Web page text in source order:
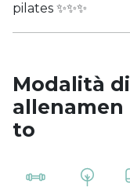
pilates ✨✨✨
Modalità di
allenamen
to